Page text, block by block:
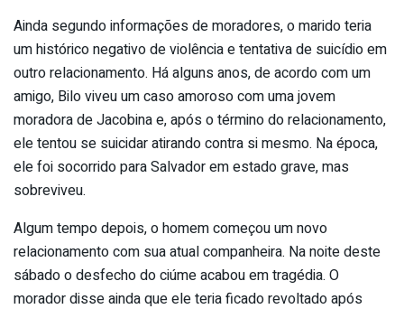
Ainda segundo informações de moradores, o marido teria
um histórico negativo de violência e tentativa de suicídio em
outro relacionamento. Há alguns anos, de acordo com um
amigo, Bilo viveu um caso amoroso com uma jovem
moradora de Jacobina e, após o término do relacionamento,
ele tentou se suicidar atirando contra si mesmo. Na época,
ele foi socorrido para Salvador em estado grave, mas
sobreviveu.
Algum tempo depois, o homem começou um novo
relacionamento com sua atual companheira. Na noite deste
sábado o desfecho do ciúme acabou em tragédia. O
morador disse ainda que ele teria ficado revoltado após